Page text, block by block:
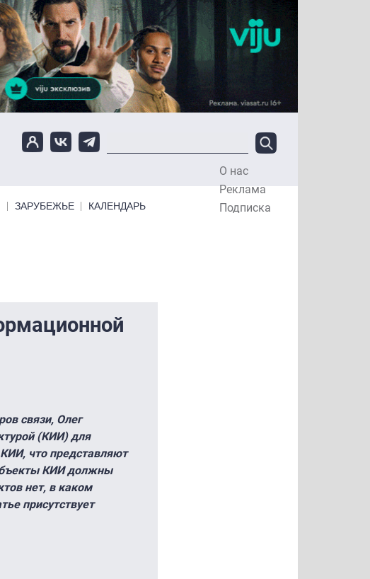
О нас
Реклама
Подписка
ЗАРУБЕЖЬЕ КАЛЕНДАРЬ
связи, Олег
(КИИ) для
что представляют
КИИ должны
нет, в каком
присутствует